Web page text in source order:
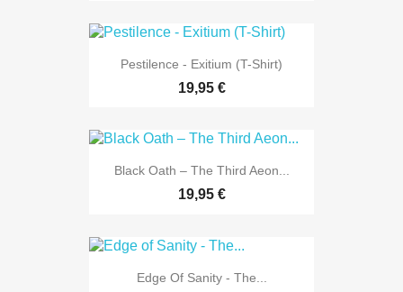
Pestilence - Exitium (T-Shirt)
19,95 €
Black Oath – The Third Aeon...
19,95 €
Edge Of Sanity - The...